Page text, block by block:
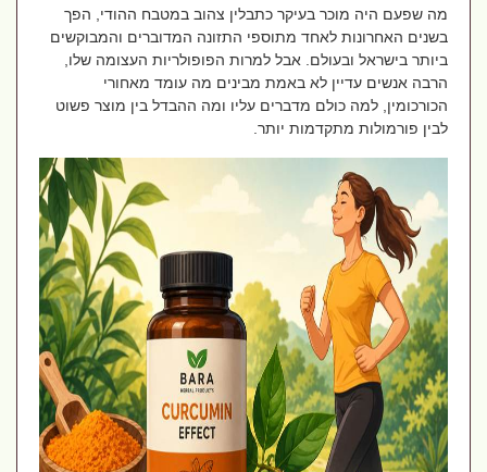
מה שפעם היה מוכר בעיקר כתבלין צהוב במטבח ההודי, הפך
בשנים האחרונות לאחד מתוספי התזונה המדוברים והמבוקשים
ביותר בישראל ובעולם. אבל למרות הפופולריות העצומה שלו,
הרבה אנשים עדיין לא באמת מבינים מה עומד מאחורי
הכורכומין, למה כולם מדברים עליו ומה ההבדל בין מוצר פשוט
לבין פורמולות מתקדמות יותר.